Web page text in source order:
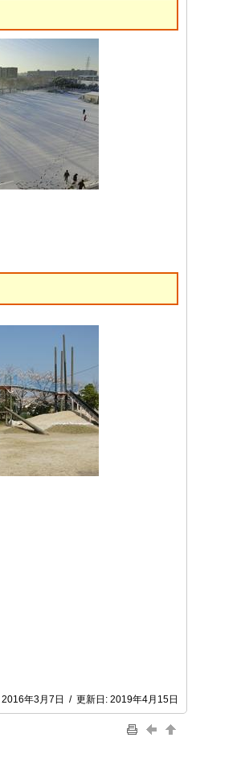
2016年3月7日 / 更新日: 2019年4月15日